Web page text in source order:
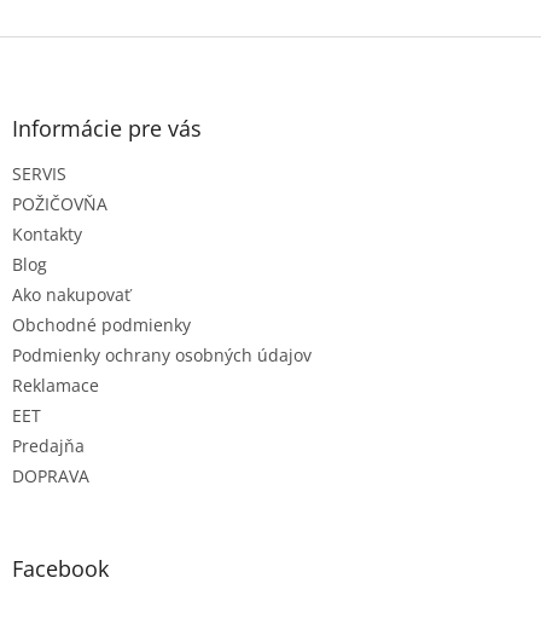
Z
Informácie pre vás
SERVIS
POŽIČOVŇA
Kontakty
Blog
Ako nakupovať
Obchodné podmienky
Podmienky ochrany osobných údajov
Reklamace
EET
Predajňa
DOPRAVA
Facebook